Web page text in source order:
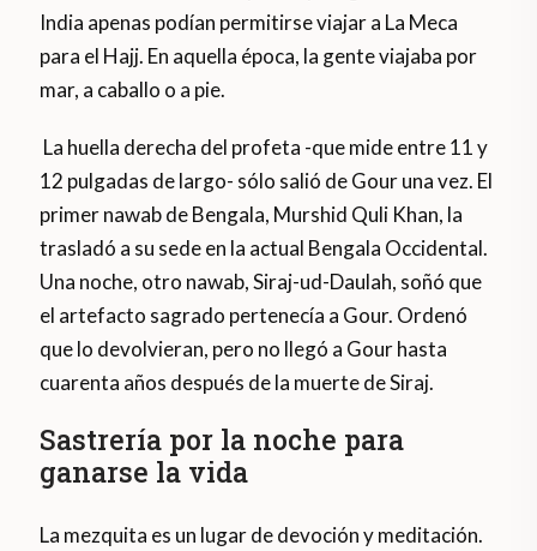
India apenas podían permitirse viajar a La Meca
para el Hajj. En aquella época, la gente viajaba por
mar, a caballo o a pie.
La huella derecha del profeta -que mide entre 11 y
12 pulgadas de largo- sólo salió de Gour una vez. El
primer nawab de Bengala, Murshid Quli Khan, la
trasladó a su sede en la actual Bengala Occidental.
Una noche, otro nawab, Siraj-ud-Daulah, soñó que
el artefacto sagrado pertenecía a Gour. Ordenó
que lo devolvieran, pero no llegó a Gour hasta
cuarenta años después de la muerte de Siraj.
Sastrería por la noche para
ganarse la vida
La mezquita es un lugar de devoción y meditación.